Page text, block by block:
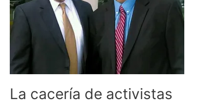
colegios,
incluso
para
educativos
La cacería de activistas